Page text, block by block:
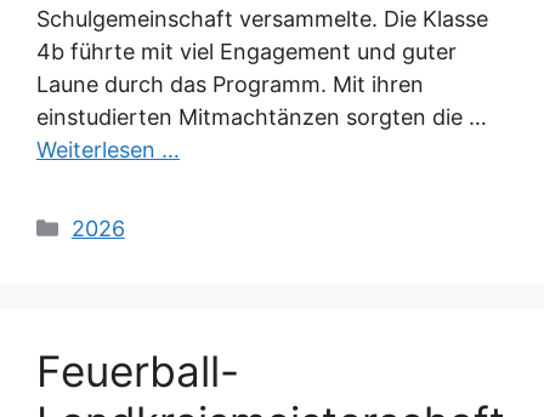
Schulgemeinschaft versammelte. Die Klasse
4b führte mit viel Engagement und guter
Laune durch das Programm. Mit ihren
einstudierten Mitmachtänzen sorgten die …
Weiterlesen …
Kategorien
2026
Feuerball-